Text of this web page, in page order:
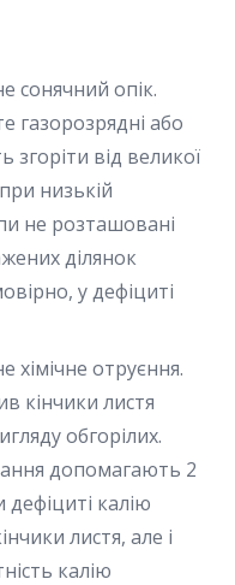
сонячний опік.
газорозрядні або
згоріти від великої
низькій
не розташовані
ділянок
у дефіциті
хімічне отруєння.
кінчики листя
обгорілих.
допомагають 2
калію
листя, але і
калію